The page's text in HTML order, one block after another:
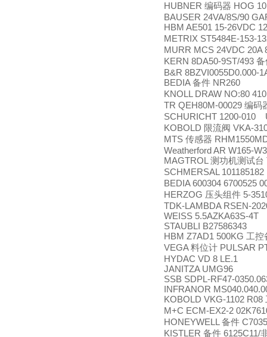
HUBNER 编码器 HOG
BAUSER 24VA/8S/90
HBM AE501 15-26VDC
METRIX ST5484E-153-
MURR MCS 24VDC 20A
KERN 8DA50-9ST/493 备
B&R 8BZVI0055D0.000-
BEDIA备件 NR260
KNOLL DRAW NO:80
TR QEH80M-00029 编码
SCHURICHT 1200-010
KOBOLD 限流阀 VKA-
MTS 传感器
Weatherford AR W165-
MAGTROL 测功机测试台
SCHMERSAL
BEDIA 600304 6700525
HERZOG 压头组件 5-
TDK-LAMBDA RSEN-
WEISS 5.5AZKA63S-4T
STAUBLI B27586343
HBM Z7AD1 500KG 工控
VEGA料位计 PULSAR
HYDAC VD 8 LE.1
JANITZA UMG96
SSB SDPL-RF47-
INFRANOR
KOBOLD VKG-1102 R08
M+C ECM-EX2-2
HONEYWELL 备件
KISTLER 备件 6125C11/